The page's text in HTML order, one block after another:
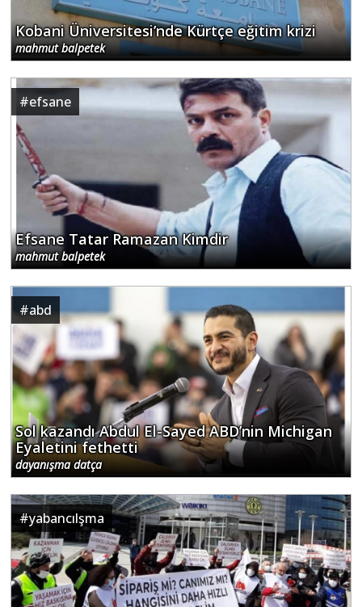
Kobani Üniversitesi’nde Kürtçe eğitim krizi
mahmut balpetek
#efsane
Efsane Tatar Ramazan Kimdir
mahmut balpetek
#abd
Sol kazandı Abdul El-Sayed ABD’nin Michigan
Eyaletini fethetti
dayanışma datça
#yabancılşma